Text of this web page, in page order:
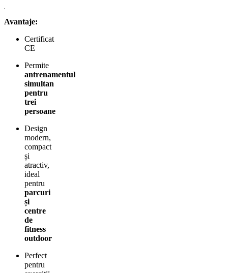
Avantaje:
Certificat
CE
Permite
antrenamentul
simultan
pentru
trei
persoane
Design
modern,
compact
și
atractiv,
ideal
pentru
parcuri
și
centre
de
fitness
outdoor
Perfect
pentru